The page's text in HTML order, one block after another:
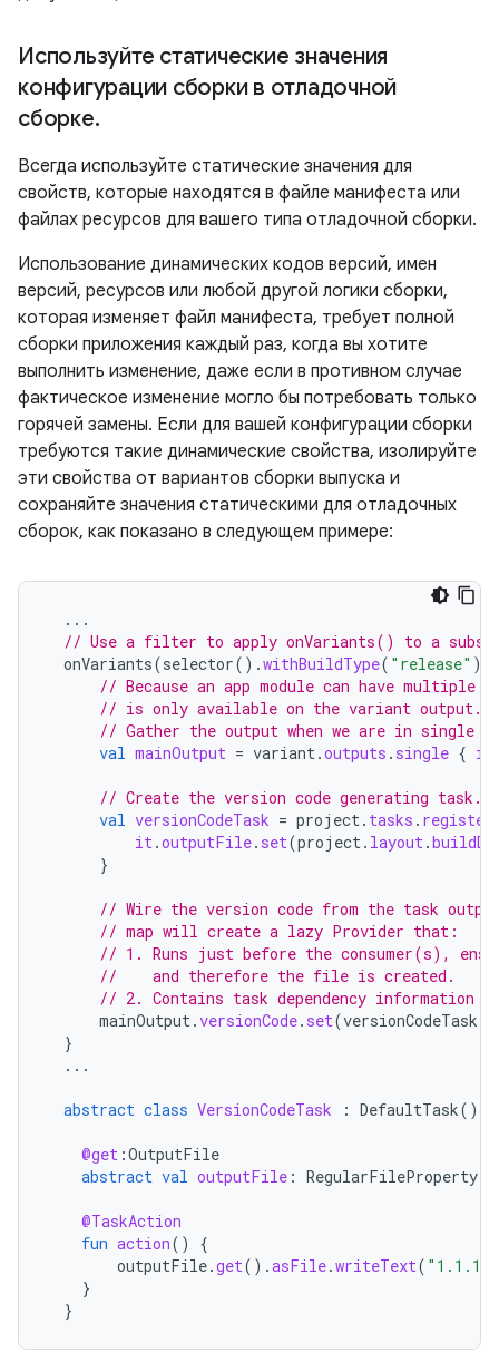
Используйте статические значения
конфигурации сборки в отладочной
сборке.
Всегда используйте статические значения для
свойств, которые находятся в файле манифеста или
файлах ресурсов для вашего типа отладочной сборки.
Использование динамических кодов версий, имен
версий, ресурсов или любой другой логики сборки,
которая изменяет файл манифеста, требует полной
сборки приложения каждый раз, когда вы хотите
выполнить изменение, даже если в противном случае
фактическое изменение могло бы потребовать только
горячей замены. Если для вашей конфигурации сборки
требуются такие динамические свойства, изолируйте
эти свойства от вариантов сборки выпуска и
сохраняйте значения статическими для отладочных
сборок, как показано в следующем примере:
...
// Use a filter to apply onVariants() to a
onVariants(selector().withBuildType( "release" ))
// Because an app module can have multiple
// is only available on the variant output.
// Gather the output when we are in single
val mainOutput = variant.outputs . single { it
// Create the version code generating task.
val versionCodeTask = project. tasks . register
it.outputFile. set(project. layout.
}
// Wire the version code from the task
// map will create a lazy Provider that:
// 1. Runs just before the consumer(s),
//    and therefore the file is created.
// 2. Contains task dependency information
mainOutput.versionCode. set(versionCodeTask
}
...
abstract class VersionCodeTask : DefaultTask()
@get :OutputFile
abstract val outputFile : RegularFileProperty
@TaskAction
fun action()
{
outputFile.get().asFile.writeText( "1.1.1"
}
}